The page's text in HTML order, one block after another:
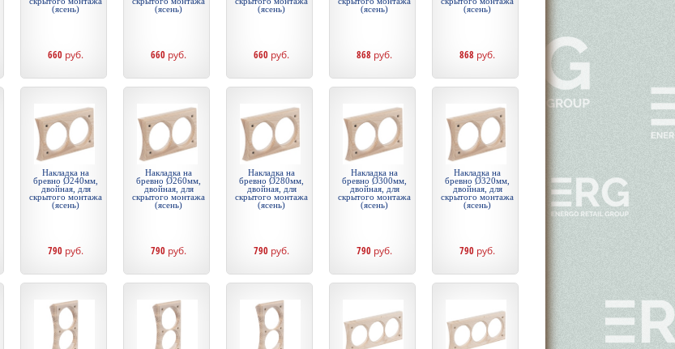
(ясень)
660 руб.
(ясень)
660 руб.
(ясень)
660 руб.
(ясень)
868 руб.
(ясень)
868 руб.
Накладка на
бревно Ø240мм,
двойная, для
скрытого монтажа
(ясень)
790 руб.
Накладка на
бревно Ø260мм,
двойная, для
скрытого монтажа
(ясень)
790 руб.
Накладка на
бревно Ø280мм,
двойная, для
скрытого монтажа
(ясень)
790 руб.
Накладка на
бревно Ø300мм,
двойная, для
скрытого монтажа
(ясень)
790 руб.
Накладка на
бревно Ø320мм,
двойная, для
скрытого монтажа
(ясень)
790 руб.